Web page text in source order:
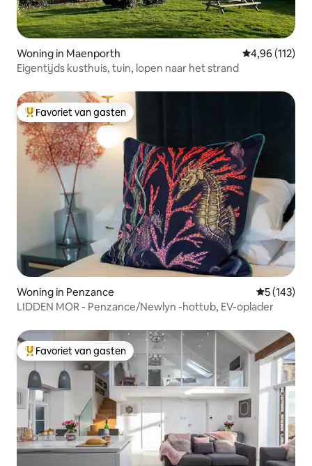
Woning in Maenporth Gemiddelde
4,96 (112)
Eigentijds kusthuis, tuin, lopen naar het strand
Topfavoriet van gasten
Favoriet van gasten
Woning in Penzance
5 (143)
LIDDEN MOR - Penzance/Newlyn -hottub, EV-oplader
Topfavoriet van gasten
Favoriet van gasten